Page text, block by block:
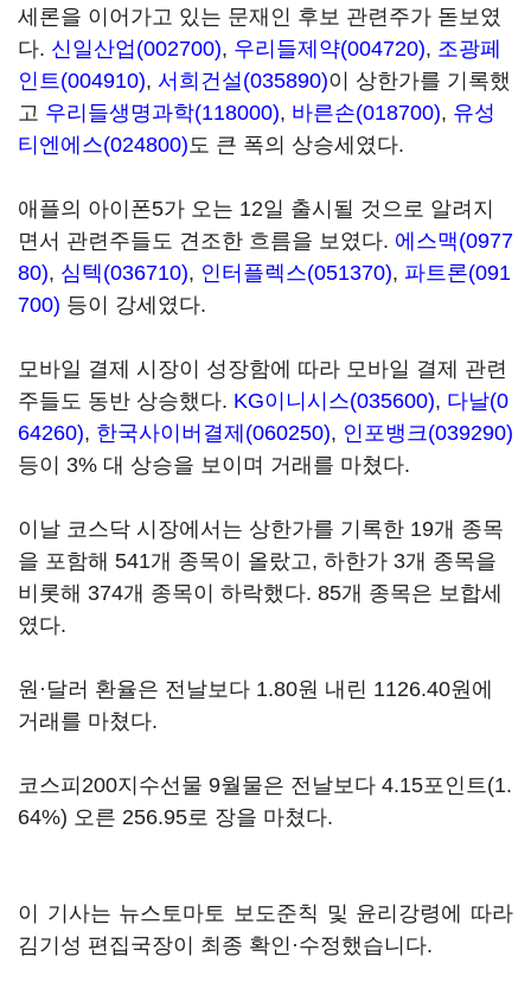
세론을 이어가고 있는 문재인 후보 관련주가 돋보였
다. 신일산업(002700), 우리들제약(004720), 조광페
인트(004910), 서희건설(035890)이 상한가를 기록했
고 우리들생명과학(118000), 바른손(018700), 유성
티엔에스(024800)도 큰 폭의 상승세였다.
애플의 아이폰5가 오는 12일 출시될 것으로 알려지
면서 관련주들도 견조한 흐름을 보였다. 에스맥(0977
80), 심텍(036710), 인터플렉스(051370), 파트론(091
700) 등이 강세였다.
모바일 결제 시장이 성장함에 따라 모바일 결제 관련
주들도 동반 상승했다. KG이니시스(035600), 다날(0
64260), 한국사이버결제(060250), 인포뱅크(039290)
등이 3% 대 상승을 보이며 거래를 마쳤다.
이날 코스닥 시장에서는 상한가를 기록한 19개 종목
을 포함해 541개 종목이 올랐고, 하한가 3개 종목을
비롯해 374개 종목이 하락했다. 85개 종목은 보합세
였다.
원·달러 환율은 전날보다 1.80원 내린 1126.40원에
거래를 마쳤다.
코스피200지수선물 9월물은 전날보다 4.15포인트(1.
64%) 오른 256.95로 장을 마쳤다.
이 기사는 뉴스토마토 보도준칙 및 윤리강령에 따라
김기성 편집국장이 최종 확인·수정했습니다.